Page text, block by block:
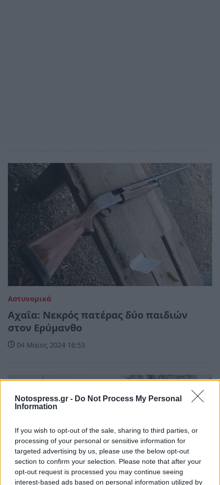
Notospress.gr - Do Not Process My Personal
Information
If you wish to opt-out of the sale, sharing to third parties, or
processing of your personal or sensitive information for
targeted advertising by us, please use the below opt-out
section to confirm your selection. Please note that after your
opt-out request is processed you may continue seeing
interest-based ads based on personal information utilized by
Αστυνομικά
Αχαΐα: Νεκρός πατέρας δύο παιδιών
στον Ερύμανθο
04 Μαϊος 2024 16:53